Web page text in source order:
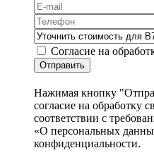
Согласие на
Отправить
Нажимая кнопку
согласие на обработку
соответствии с
«О персональных
конфиденциальности.